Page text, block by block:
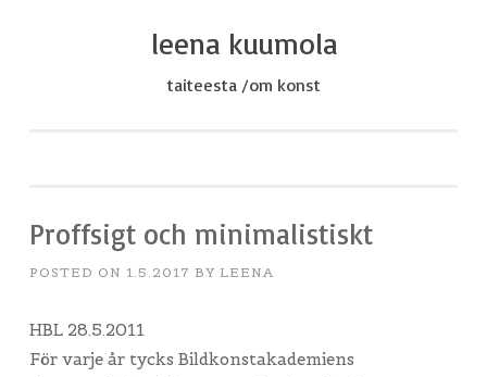
leena kuumola
taiteesta /om konst
Proffsigt och minimalistiskt
POSTED ON 1.5.2017 BY LEENA
HBL 28.5.2011
För varje år tycks Bildkonstakademiens